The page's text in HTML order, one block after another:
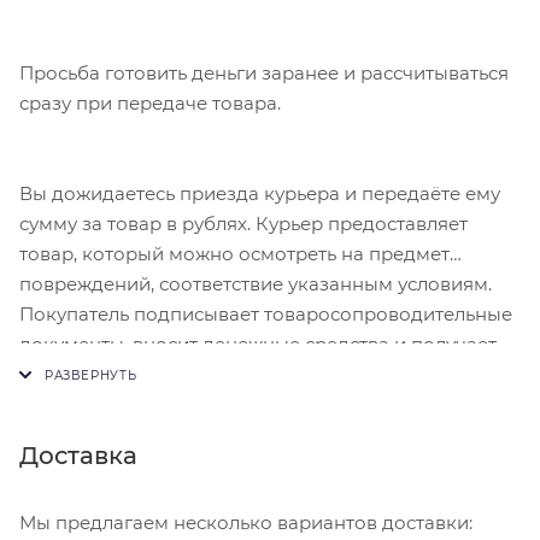
Просьба готовить деньги заранее и рассчитываться
сразу при передаче товара.
Вы дожидаетесь приезда курьера и передаёте ему
сумму за товар в рублях. Курьер предоставляет
товар, который можно осмотреть на предмет
повреждений, соответствие указанным условиям.
Покупатель подписывает товаросопроводительные
документы, вносит денежные средства и получает
чек.
Доставка
Мы предлагаем несколько вариантов доставки: